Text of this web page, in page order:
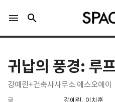
menu search
귀납의 풍경: 루
강예린+건축사사무소 에스오에이